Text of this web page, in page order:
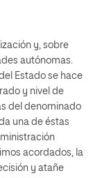
y, sobre
autónomas.
Estado se hace
y nivel de
del denominado
una de éstas
acordados, la
y atañe